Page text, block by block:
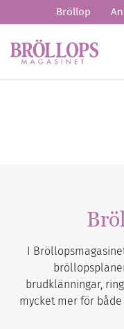
Bröllop
I
brudklänningar,
mycket mer för